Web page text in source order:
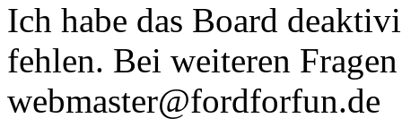
Ich habe das Board
fehlen. Bei weiteren
webmaster@fordforfun.de